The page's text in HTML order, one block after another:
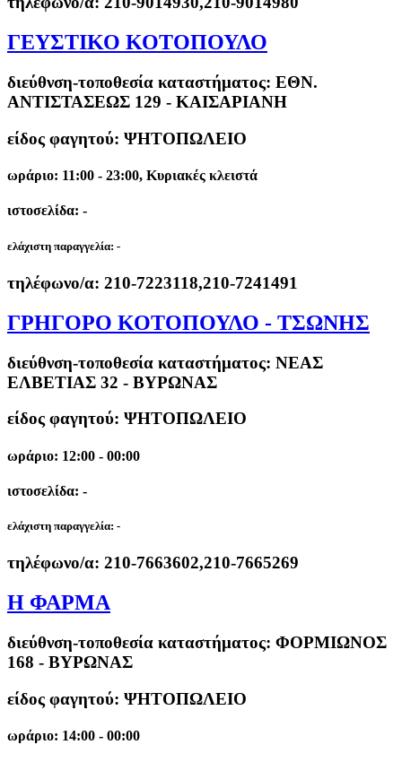
ΓΕΥΣΤΙΚΟ ΚΟΤΟΠΟΥΛΟ
διεύθνση-τοποθεσία καταστήματος: ΕΘΝ.
ΑΝΤΙΣΤΑΣΕΩΣ 129 - ΚΑΙΣΑΡΙΑΝΗ
είδος φαγητού: ΨΗΤΟΠΩΛΕΙΟ
ωράριο: 11:00 - 23:00, Κυριακές κλειστά
ιστοσελίδα: -
ελάχιστη παραγγελία: -
τηλέφωνο/α: 210-7223118,210-7241491
ΓΡΗΓΟΡΟ ΚΟΤΟΠΟΥΛΟ - ΤΣΩΝΗΣ
διεύθνση-τοποθεσία καταστήματος: ΝΕΑΣ
ΕΛΒΕΤΙΑΣ 32 - ΒΥΡΩΝΑΣ
είδος φαγητού: ΨΗΤΟΠΩΛΕΙΟ
ωράριο: 12:00 - 00:00
ιστοσελίδα: -
ελάχιστη παραγγελία: -
τηλέφωνο/α: 210-7663602,210-7665269
Η ΦΑΡΜΑ
διεύθνση-τοποθεσία καταστήματος: ΦΟΡΜΙΩΝΟΣ
168 - ΒΥΡΩΝΑΣ
είδος φαγητού: ΨΗΤΟΠΩΛΕΙΟ
ωράριο: 14:00 - 00:00